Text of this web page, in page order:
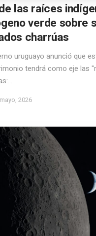
las raíces
verde sobre
charrúas
uruguayo anunció que
tendrá como eje las
2026